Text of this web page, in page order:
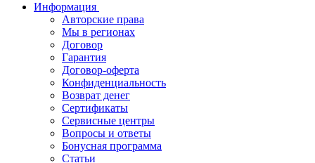
Информация
Авторские права
Мы в регионах
Договор
Гарантия
Договор-оферта
Конфиденциальность
Возврат денег
Сертификаты
Сервисные центры
Вопросы и ответы
Бонусная программа
Статьи